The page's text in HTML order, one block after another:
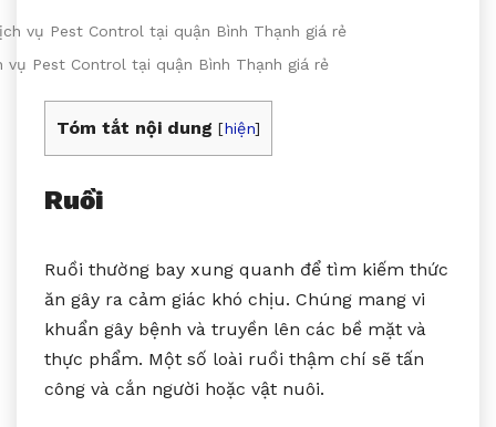
vụ Pest Control tại quận Bình Thạnh giá rẻ
Tóm tắt nội dung [hiện]
Ruồi
Ruồi thường bay xung quanh để tìm kiếm thức
ăn gây ra cảm giác khó chịu. Chúng mang vi
khuẩn gây bệnh và truyền lên các bề mặt và
thực phẩm. Một số loài ruồi thậm chí sẽ tấn
công và cắn người hoặc vật nuôi.